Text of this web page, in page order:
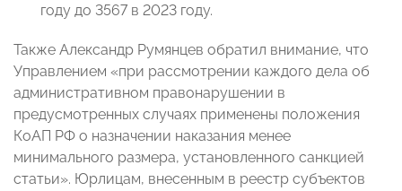
году до 3567 в 2023 году.
Также Александр Румянцев обратил внимание, что
Управлением «при рассмотрении каждого дела об
административном правонарушении в
предусмотренных случаях применены положения
КоАП РФ о назначении наказания менее
минимального размера, установленного санкцией
статьи». Юрлицам, внесенным в реестр субъектов